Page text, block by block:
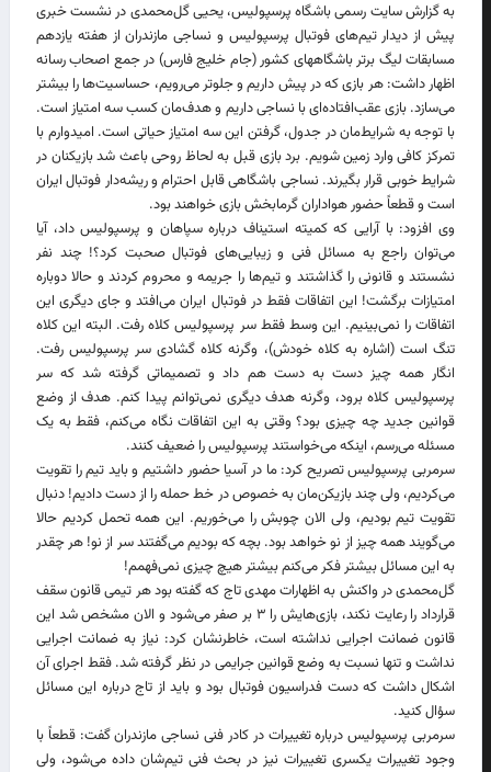
به گزارش سایت رسمی باشگاه پرسپولیس، یحیی گل‌محمدی در نشست خبری
پیش از دیدار تیم‌های فوتبال پرسپولیس و نساجی مازندران از هفته یازدهم
مسابقات لیگ برتر باشگاههای کشور (جام خلیج فارس) در جمع اصحاب رسانه
اظهار داشت: هر بازی که در پیش داریم و جلوتر می‌رویم، حساسیت‌ها را بیشتر
می‌سازد. بازی عقب‌افتاده‌ای با نساجی داریم و هدف‌مان کسب سه امتیاز است.
با توجه به شرایط‌مان در جدول، گرفتن این سه امتیاز حیاتی است. امیدوارم با
تمرکز کافی وارد زمین شویم. برد بازی قبل به لحاظ روحی باعث شد بازیکنان در
شرایط خوبی قرار بگیرند. نساجی باشگاهی قابل احترام و ریشه‌دار فوتبال ایران
است و قطعاً حضور هواداران گرمابخش بازی خواهند بود.
وی افزود: با آرایی که کمیته استیناف درباره سپاهان و پرسپولیس داد، آیا
می‌توان راجع به مسائل فنی و زیبایی‌های فوتبال صحبت کرد؟! چند نفر
نشستند و قانونی را گذاشتند و تیم‌ها را جریمه و محروم کردند و حالا دوباره
امتیازات برگشت! این اتفاقات فقط در فوتبال ایران می‌افتد و جای دیگری این
اتفاقات را نمی‌بینیم. این وسط فقط سر پرسپولیس کلاه رفت. البته این کلاه
تنگ است (اشاره به کلاه خودش)، وگرنه کلاه گشادی سر پرسپولیس رفت.
انگار همه چیز دست به دست هم داد و تصمیماتی گرفته شد که سر
پرسپولیس کلاه برود، وگرنه هدف دیگری نمی‌توانم پیدا کنم. هدف از وضع
قوانین جدید چه چیزی بود؟ وقتی به این اتفاقات نگاه می‌کنم، فقط به یک
مسئله می‌رسم، اینکه می‌خواستند پرسپولیس را ضعیف کنند.
سرمربی پرسپولیس تصریح کرد: ما در آسیا حضور داشتیم و باید تیم را تقویت
می‌کردیم، ولی چند بازیکن‌مان به خصوص در خط حمله را از دست دادیم! دنبال
تقویت تیم بودیم، ولی الان چوبش را می‌خوریم. این همه تحمل کردیم حالا
می‌گویند همه چیز از نو خواهد بود. بچه که بودیم می‌گفتند سر از نو! هر چقدر
به این مسائل بیشتر فکر می‌کنم بیشتر هیچ چیزی نمی‌فهمم!
گل‌محمدی در واکنش به اظهارات مهدی تاج که گفته بود هر تیمی قانون سقف
قرارداد را رعایت نکند، بازی‌هایش را ۳ بر صفر می‌شود و الان مشخص شد این
قانون ضمانت اجرایی نداشته است، خاطرنشان کرد: نیاز به ضمانت اجرایی
نداشت و تنها نسبت به وضع قوانین جرایمی در نظر گرفته شد. فقط اجرای آن
اشکال داشت که دست فدراسیون فوتبال بود و باید از تاج درباره این مسائل
سؤال کنید.
سرمربی پرسپولیس درباره تغییرات در کادر فنی نساجی مازندران گفت: قطعاً با
وجود تغییرات یکسری تغییرات نیز در بحث فنی تیم‌شان داده می‌شود، ولی